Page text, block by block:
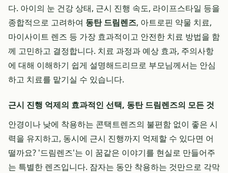
다. 아이의 눈 건강 상태, 근시 진행 속도, 라이프스타일 등을
종합적으로 고려하여 동탄 드림렌즈, 아트로핀 약물 치료,
마이사이트 렌즈 등 가장 효과적이고 안전한 치료 방법을 함
께 고민하고 결정합니다. 치료 과정과 예상 효과, 주의사항
에 대해 이해하기 쉽게 설명해드리므로 부모님께서는 안심
하고 치료를 맡기실 수 있습니다.
근시 진행 억제의 효과적인 선택, 동탄 드림렌즈의 모든 것
안경이나 낮에 착용하는 콘택트렌즈의 불편함 없이 좋은 시
력을 유지하고, 동시에 근시 진행까지 억제할 수 있다면 어
떨까요? '드림렌즈'는 이 꿈같은 이야기를 현실로 만들어주
는 특별한 렌즈입니다. 잠자는 동안 착용하는 것만으로 각막